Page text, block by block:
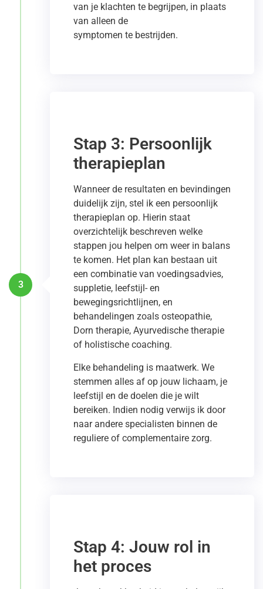
van je klachten te begrijpen, in plaats
van alleen de
symptomen te bestrijden.
Stap 3: Persoonlijk
therapieplan
Wanneer de resultaten en bevindingen
duidelijk zijn, stel ik een persoonlijk
therapieplan op. Hierin staat
overzichtelijk beschreven welke
stappen jou helpen om weer in balans
te komen. Het plan kan bestaan uit
een combinatie van voedingsadvies,
suppletie, leefstijl- en
bewegingsrichtlijnen, en
behandelingen zoals osteopathie,
Dorn therapie, Ayurvedische therapie
of holistische coaching.
Elke behandeling is maatwerk. We
stemmen alles af op jouw lichaam, je
leefstijl en de doelen die je wilt
bereiken. Indien nodig verwijs ik door
naar andere specialisten binnen de
reguliere of complementaire zorg.
3
Stap 4: Jouw rol in
het proces